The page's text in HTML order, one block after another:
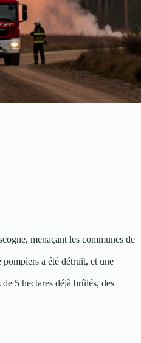
menaçant les communes de
a été détruit, et une
5 hectares déjà brûlés, des